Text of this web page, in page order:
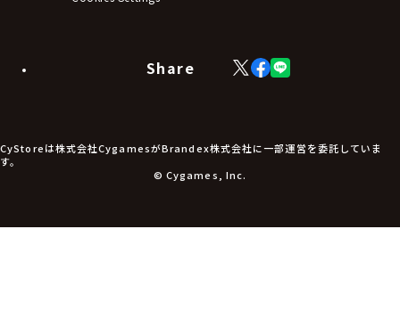
食品・飲料品
アパレル小物
アクセサリー
Share
X
(Twitter)
Facebook
LINE
CyStoreは株式会社CygamesがBrandex株式会社に一部運営を委託していま
す。
© Cygames, Inc.